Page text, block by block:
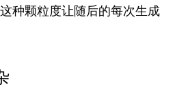
种颗粒度让随后的每次生成